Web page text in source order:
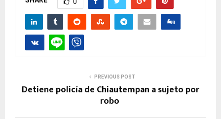
PREVIOUS POST
Detiene policía de Chiautempan a sujeto por
robo